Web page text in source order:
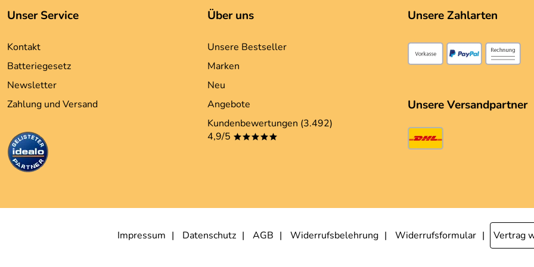
Unser Service
Kontakt
Batteriegesetz
Newsletter
Zahlung und Versand
Über uns
Unsere Bestseller
Marken
Neu
Angebote
Kundenbewertungen (3.492)
4,9/5 *****
Unsere Zahlarten
Unsere Versandpartner
Impressum Datenschutz AGB Widerrufsbelehrung Widerrufsformular Vertrag